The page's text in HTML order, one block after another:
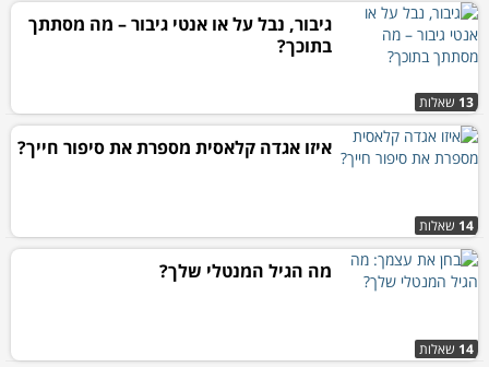
13 שאלות
גיבור, נבל על או אנטי גיבור – מה מסתתך
בתוכך?
14 שאלות
איזו אגדה קלאסית מספרת את סיפור חייך?
14 שאלות
מה הגיל המנטלי שלך?